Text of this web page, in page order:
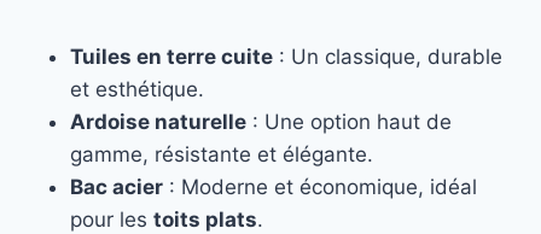
Tuiles en terre cuite : Un classique, durable
et esthétique.
Ardoise naturelle : Une option haut de
gamme, résistante et élégante.
Bac acier : Moderne et économique, idéal
pour les toits plats.